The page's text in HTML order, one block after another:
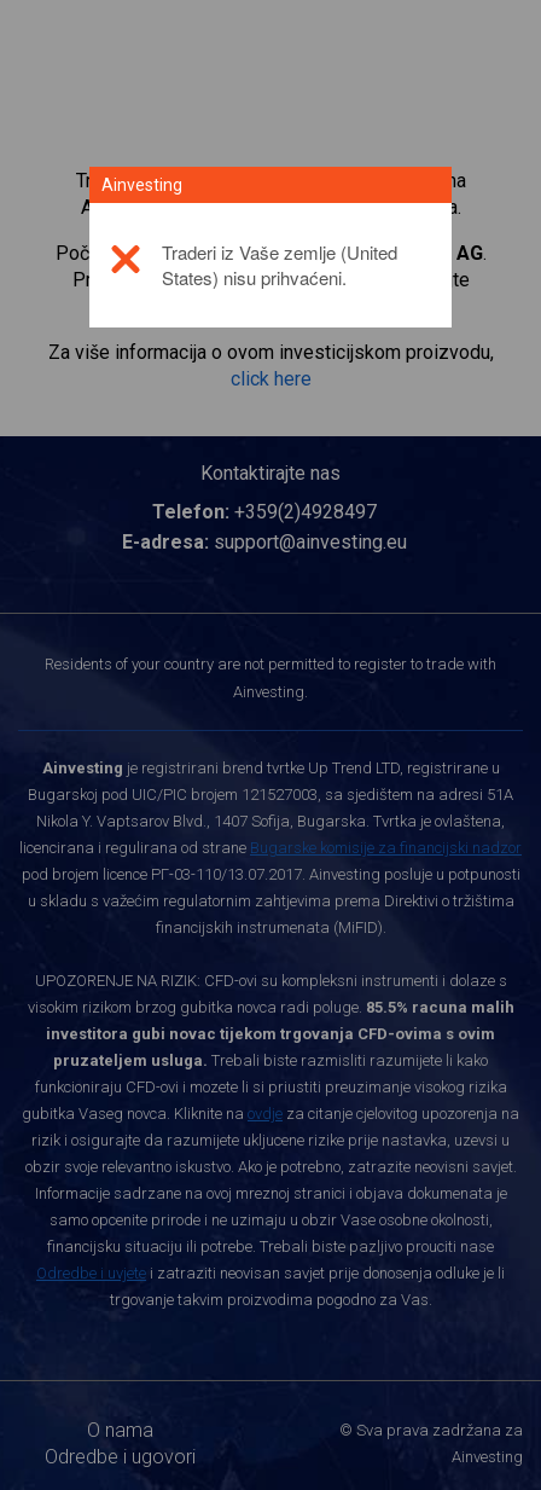
Trgujte s više od 1000 međunarodnih udjela na
Ainvesting platformi za trgovanje CFD-ovima.
Počnite trgovati CFD-ovima naCommerzbank AG.
Primajte kotacije u stvarnom vremenu i primajte
Za više informacija o ovom investicijskom proizvodu,
click here
Kontaktirajte nas
Telefon: +359(2)4928497
E-adresa: support@ainvesting.eu
Residents of your country are not permitted to register to trade with
Ainvesting.
Ainvesting je registrirani brend tvrtke Up Trend LTD, registrirane u
Bugarskoj pod UIC/PIC brojem 121527003, sa sjedištem na adresi 51A
Nikola Y. Vaptsarov Blvd., 1407 Sofija, Bugarska. Tvrtka je ovlaštena,
licencirana i regulirana od strane Bugarske komisije za financijski nadzor
pod brojem licence РГ-03-110/13.07.2017. Ainvesting posluje u potpunosti
u skladu s važećim regulatornim zahtjevima prema Direktivi o tržištima
financijskih instrumenata (MiFID).
UPOZORENJE NA RIZIK: CFD-ovi su kompleksni instrumenti i dolaze s
visokim rizikom brzog gubitka novca radi poluge. 85.5% racuna malih
investitora gubi novac tijekom trgovanja CFD-ovima s ovim
pruzateljem usluga. Trebali biste razmisliti razumijete li kako
funkcioniraju CFD-ovi i mozete li si priustiti preuzimanje visokog rizika
gubitka Vaseg novca. Kliknite na ovdje za citanje cjelovitog upozorenja na
rizik i osigurajte da razumijete ukljucene rizike prije nastavka, uzevsi u
obzir svoje relevantno iskustvo. Ako je potrebno, zatrazite neovisni savjet.
Informacije sadrzane na ovoj mreznoj stranici i objava dokumenata je
samo opcenite prirode i ne uzimaju u obzir Vase osobne okolnosti,
financijsku situaciju ili potrebe. Trebali biste pazljivo prouciti nase
Odredbe i uvjete i zatraziti neovisan savjet prije donosenja odluke je li
trgovanje takvim proizvodima pogodno za Vas.
O nama
Odredbe i ugovori
© Sva prava zadržana za
Ainvesting
Ainvesting
Traderi iz Vaše zemlje (United
States) nisu prihvaćeni.